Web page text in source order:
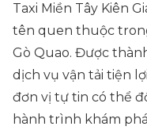
Taxi Miền Tây Kiên
tên quen thuộc
Gò Quao. Được
dịch vụ vận tải tiện
đơn vị tự tin có thể
hành trình khám